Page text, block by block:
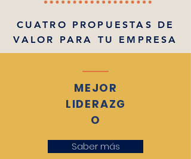
CUATRO PROPUESTAS DE
VALOR PARA TU EMPRESA
MEJOR
LIDERAZG
O
Saber más